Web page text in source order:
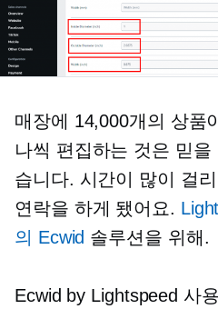
매장에 14,000개의 상품
나씩 편집하는 것은 믿
습니다. 시간이 많이 걸
연락을 하게 됐어요.
의 Ecwid 솔루션을 위해.
Ecwid by Lightspeed 사